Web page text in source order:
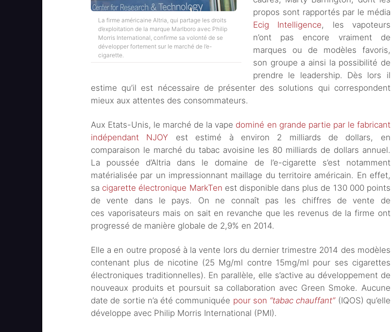
La firme américaine Altria, qui partage les droits
d’exploitation de la marque Marlboro avec Philip
Morris International, confirme sa volonté de se
développer fortement sur le marché de l’e-
cigarette.
propos sont rapportés par le média
Ecig Intelligence, les vapoteurs
n’ont pas encore vraiment de
marques ou de modèles favoris,
son groupe a ainsi la possibilité de
prendre le leadership. Dès lors il
estime qu’il est nécessaire de présenter des solutions qui correspondent
mieux aux attentes des consommateurs.
Aux Etats-Unis, le marché de la vape dominé en grande partie par le fabricant
indépendant NJOY est estimé à environ 2 milliards de dollars, en
comparaison le marché du tabac avoisine les 80 milliards de dollars annuel.
La poussée d’Altria dans le domaine de l’e-cigarette s’est notamment
matérialisée par un impressionnant maillage du territoire américain. En effet,
sa cigarette électronique MarkTen est disponible dans plus de 130 000 points
de vente dans le pays. On ne connaît pas les chiffres de vente de
ces vaporisateurs mais on sait en revanche que les revenus de la firme ont
progressé de manière globale de 2,9% en 2014.
Elle a en outre proposé à la vente lors du dernier trimestre 2014 des modèles
contenant plus de nicotine (25 Mg/ml contre 15mg/ml pour ses cigarettes
électroniques traditionnelles). En parallèle, elle s’active au développement de
nouveaux produits et poursuit sa collaboration avec Green Smoke. Aucune
date de sortie n’a été communiquée pour son “tabac chauffant”(IQOS) qu’elle
développe avec Philip Morris International (PMI).